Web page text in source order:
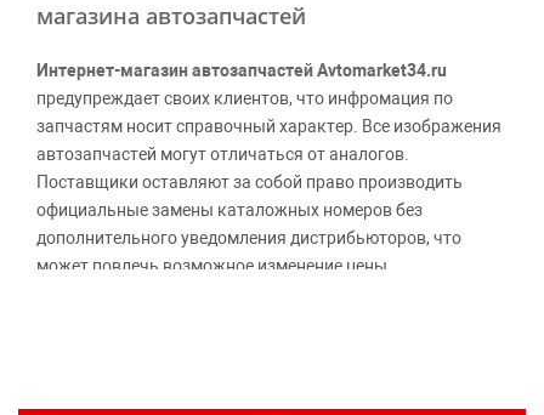
магазина автозапчастей
Интернет-магазин автозапчастей Avtomarket34.ru
предупреждает своих клиентов, что инфромация по
запчастям носит справочный характер. Все изображения
автозапчастей могут отличаться от аналогов.
Поставщики оставляют за собой право производить
официальные замены каталожных номеров без
дополнительного уведомления дистрибьюторов, что
может повлечь возможное изменение цены.